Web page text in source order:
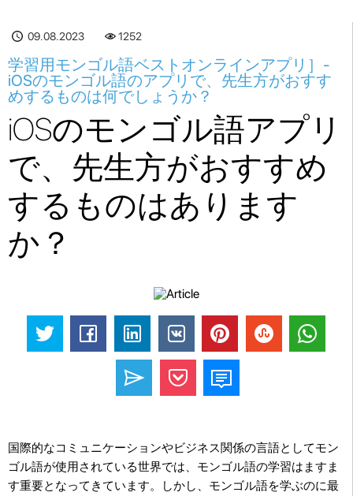
09.08.2023 1252
学習用モンゴル語ベストオンラインアプリ］-
iOSのモンゴル語のアプリで、先生方がおすす
めするものは何でしょうか？
iOSのモンゴル語アプリ
で、先生方がおすすめ
するものはあります
か？
国際的なコミュニケーションやビジネス関係の言語としてモン
ゴル語が使用されている世界では、モンゴル語の学習はますま
す重要となってきています。しかし、モンゴル語を学ぶのに最